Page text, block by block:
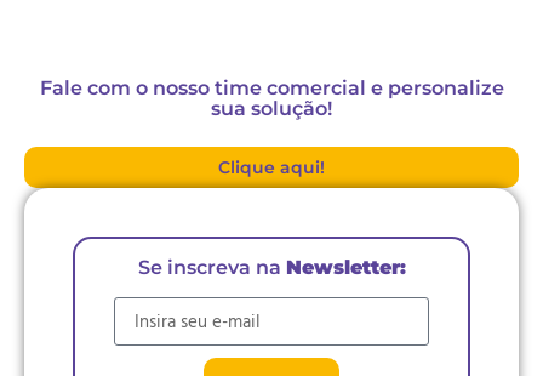
Fale com o nosso time comercial e personalize
sua solução!
Clique aqui!
Se inscreva na Newsletter: